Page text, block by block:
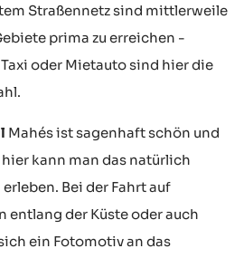
Straßennetz sind mittlerweile
prima zu erreichen -
oder Mietauto sind hier die
Mahés ist sagenhaft schön und
kann man das natürlich
Bei der Fahrt auf
entlang der Küste oder auch
ein Fotomotiv an das